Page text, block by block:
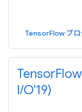
TensorFlow ブロ
I/O'19)